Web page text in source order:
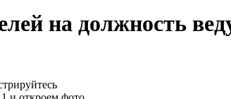
на должность